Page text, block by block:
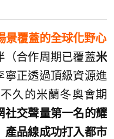
景覆蓋的全球化野心
（合作周期已覆蓋米
寧正透過頂級資源進
久的米蘭冬奧會期
社交聲量第一名的耀
產品線成功打入都市